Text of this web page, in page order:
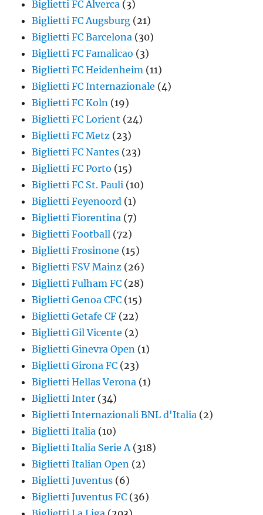
Biglietti FC Alverca (3)
Biglietti FC Augsburg (21)
Biglietti FC Barcelona (30)
Biglietti FC Famalicao (3)
Biglietti FC Heidenheim (11)
Biglietti FC Internazionale (4)
Biglietti FC Koln (19)
Biglietti FC Lorient (24)
Biglietti FC Metz (23)
Biglietti FC Nantes (23)
Biglietti FC Porto (15)
Biglietti FC St. Pauli (10)
Biglietti Feyenoord (1)
Biglietti Fiorentina (7)
Biglietti Football (72)
Biglietti Frosinone (15)
Biglietti FSV Mainz (26)
Biglietti Fulham FC (28)
Biglietti Genoa CFC (15)
Biglietti Getafe CF (22)
Biglietti Gil Vicente (2)
Biglietti Ginevra Open (1)
Biglietti Girona FC (23)
Biglietti Hellas Verona (1)
Biglietti Inter (34)
Biglietti Internazionali BNL d'Italia (2)
Biglietti Italia (10)
Biglietti Italia Serie A(318)
Biglietti Italian Open (2)
Biglietti Juventus (6)
Biglietti Juventus FC (36)